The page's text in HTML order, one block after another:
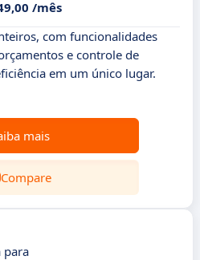
/mês
com funcionalidades
e controle de
em um único lugar.
mais
Compare
para